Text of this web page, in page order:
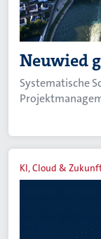
Neuwied
Systematische
KI, Cloud &